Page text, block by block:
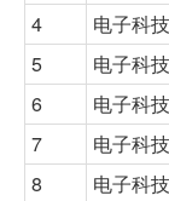
4
电子科
5
电子科
6
电子科
7
电子科
8
电子科